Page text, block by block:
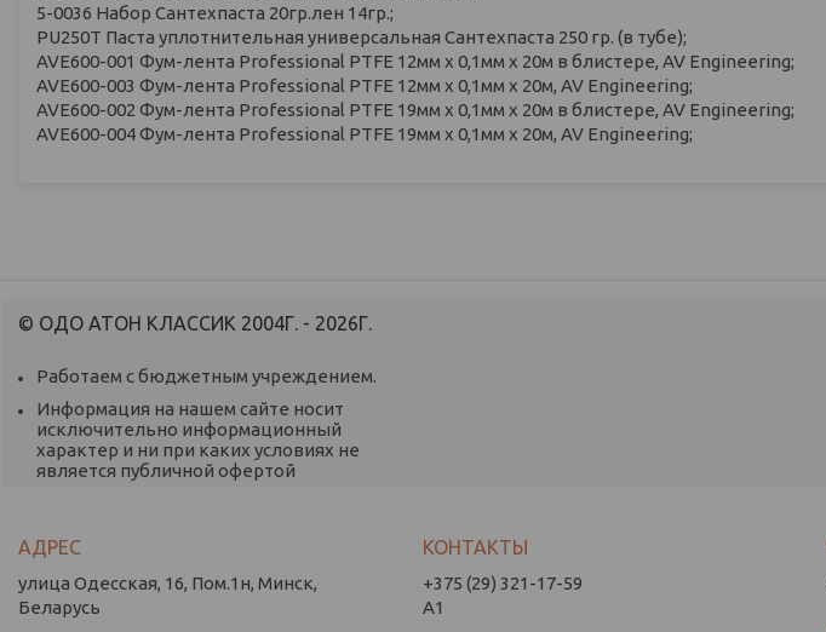
5-0036 Набор Сантехпаста 20гр.лен 14гр.;
PU250T Паста уплотнительная универсальная Сантехпаста 250 гр. (в тубе);
AVE600-001 Фум-лента Professional PTFE 12мм х 0,1мм х 20м в блистере, AV Engineering;
AVE600-003 Фум-лента Professional PTFE 12мм х 0,1мм х 20м, AV Engineering;
AVE600-002 Фум-лента Professional PTFE 19мм х 0,1мм х 20м в блистере, AV Engineering;
AVE600-004 Фум-лента Professional PTFE 19мм х 0,1мм х 20м, AV Engineering;
© ОДО АТОН КЛАССИК 2004Г. - 2026Г.
Работаем с бюджетным учреждением.
Информация на нашем сайте носит
исключительно информационный
характер и ни при каких условиях не
является публичной офертой
улица Одесская, 16, Пом.1н, Минск,
Беларусь
+375 (29) 321-17-59
А1